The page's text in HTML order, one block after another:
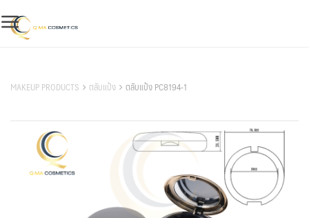
to
content
MAKEUP PRODUCTS ตลับแป้ง ตลับแป้ง PC8194-1